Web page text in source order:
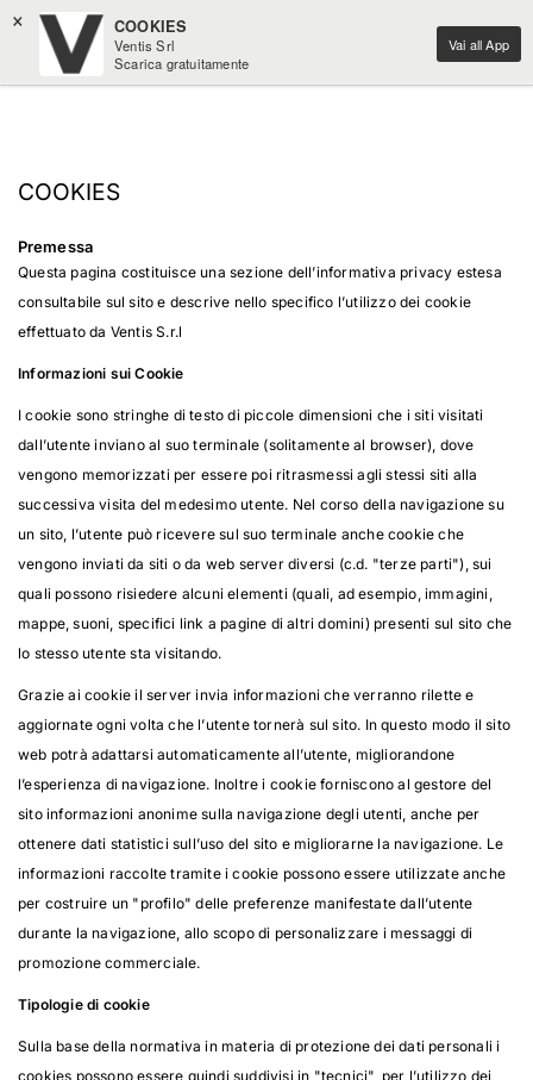
× COOKIES
Ventis Srl
Scarica gratuitamente
Vai all App
COOKIES
Premessa
Questa pagina costituisce una sezione dell’informativa privacy estesa
consultabile sul sito e descrive nello specifico l’utilizzo dei cookie
effettuato da Ventis S.r.l
Informazioni sui Cookie
I cookie sono stringhe di testo di piccole dimensioni che i siti visitati
dall’utente inviano al suo terminale (solitamente al browser), dove
vengono memorizzati per essere poi ritrasmessi agli stessi siti alla
successiva visita del medesimo utente. Nel corso della navigazione su
un sito, l’utente può ricevere sul suo terminale anche cookie che
vengono inviati da siti o da web server diversi (c.d. "terze parti"), sui
quali possono risiedere alcuni elementi (quali, ad esempio, immagini,
mappe, suoni, specifici link a pagine di altri domini) presenti sul sito che
lo stesso utente sta visitando.
Grazie ai cookie il server invia informazioni che verranno rilette e
aggiornate ogni volta che l’utente tornerà sul sito. In questo modo il sito
web potrà adattarsi automaticamente all’utente, migliorandone
l’esperienza di navigazione. Inoltre i cookie forniscono al gestore del
sito informazioni anonime sulla navigazione degli utenti, anche per
ottenere dati statistici sull’uso del sito e migliorarne la navigazione. Le
informazioni raccolte tramite i cookie possono essere utilizzate anche
per costruire un "profilo" delle preferenze manifestate dall’utente
durante la navigazione, allo scopo di personalizzare i messaggi di
promozione commerciale.
Tipologie di cookie
Sulla base della normativa in materia di protezione dei dati personali i
cookies possono essere quindi suddivisi in "tecnici", per l’utilizzo dei